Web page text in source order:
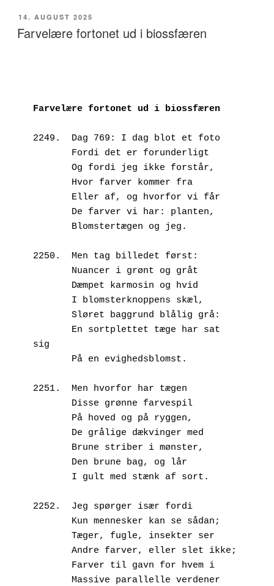
UDGIVET
DEN
14. AUGUST 2025
Farvelære fortonet ud i biossfæren
Farvelære fortonet ud i biossfæren
2249.  Dag 769: I dag blot et foto
       Fordi det er forunderligt
       Og fordi jeg ikke forstår,
       Hvor farver kommer fra
       Eller af, og hvorfor vi får
       De farver vi har: planten,
       Blomstertægen og jeg.
2250.  Men tag billedet først:
       Nuancer i grønt og gråt
       Dæmpet karmosin og hvid
       I blomsterknoppens skæl,
       Sløret baggrund blålig grå:
sig
       På en evighedsblomst.
2251.  Men hvorfor har tægen
       Disse grønne farvespil
       På hoved og på ryggen,
       De grålige dækvinger med
       Brune striber i mønster,
       Den brune bag, og lår
       I gult med stænk af sort.
2252.  Jeg spørger især fordi
       Kun mennesker kan se sådan;
       Tæger, fugle, insekter ser
       Andre farver, eller slet ikke;
       Farver til gavn for hvem i
       Massive parallelle verdener